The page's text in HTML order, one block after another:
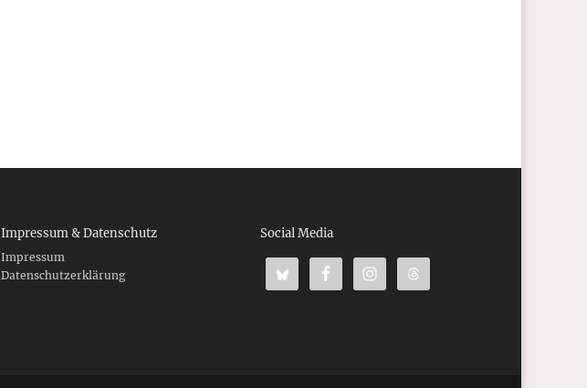
Impressum & Datenschutz
Impressum
Datenschutzerklärung
Social Media